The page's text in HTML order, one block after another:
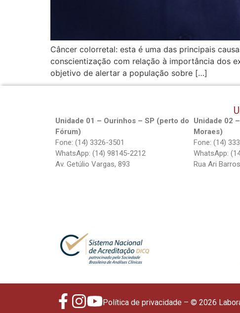
Câncer colorretal: esta é uma das principais
conscientização com relação à importância dos
objetivo de alertar a população sobre […]
Unidade 01 – Ourinhos – SP (perto do
Fórum)
Fone: (14) 3326-3501
WhatsApp: (14) 98145-2212
Av. Getúlio Vargas, 893
Unidade 02
Moraes)
Fone: (14)
WhatsApp:
Rua Ari
Política de privacidade – © 2026